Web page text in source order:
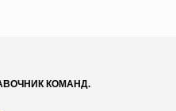
КОМАНД.